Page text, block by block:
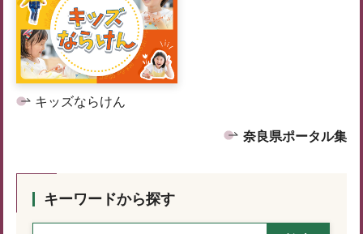
キッズならけん
奈良県ポータル集
キーワードから探す